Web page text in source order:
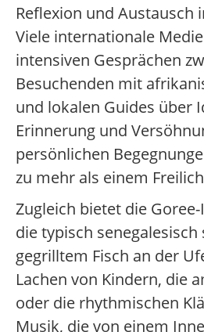
Reflexion und Austausch
Viele internationale
intensiven Gesprächen
Besuchenden mit
und lokalen Guides über
Erinnerung und
persönlichen
zu mehr als einem
Zugleich bietet die
die typisch
gegrilltem Fisch an der
Lachen von Kindern, die
oder die rhythmischen
Musik, die von einem